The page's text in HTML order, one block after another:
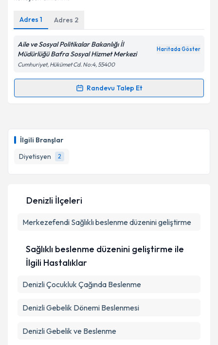
İlgili Branşlar
Diyetisyen
2
Kişisel verilerimin işlenmesine ilişkin
Metni'ni okudum ve kişisel verilerimin belirtilen
kapsamda işlenmesini kabul ediyorum.
Adres 1 Adres 2
Aile ve Sosyal Politikalar Bakanlığı İl
Müdürlüğü Bafra Sosyal Hizmet Merkezi
Haritada Göster
Cumhuriyet, Hükümet Cd. No:4, 55400
Randevu Talep Et
Randevu Takvimi Talebi
takvim hazırlandığında e-posta ile bilgilendireceğiz.
E-posta Adresiniz
Metni'ni okudum ve kişisel verilerimin belirtilen
Takvim Talebini Gönder
Denizli İlçeleri
Merkezefendi Sağlıklı beslenme düzenini geliştirme
Sağlıklı beslenme düzenini geliştirme ile
İlgili Hastalıklar
Denizli Çocukluk Çağında Beslenme
Denizli Gebelik Dönemi Beslenmesi
Denizli Gebelik ve Beslenme